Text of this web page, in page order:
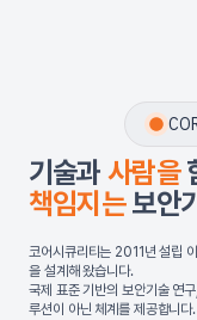
기술과 사람을
책임지는보안
코어시큐리티는 2011년 설립
을 설계해 왔습니다.
국제 표준 기반의 보안기술 연
루션이 아닌 체계를 제공합니다.